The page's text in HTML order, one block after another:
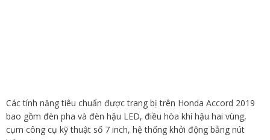
Các tính năng tiêu chuẩn được trang bị trên Honda Accord 2019
bao gồm đèn pha và đèn hậu LED, điều hòa khí hậu hai vùng,
cụm công cụ kỹ thuật số 7 inch, hệ thống khởi động bằng nút